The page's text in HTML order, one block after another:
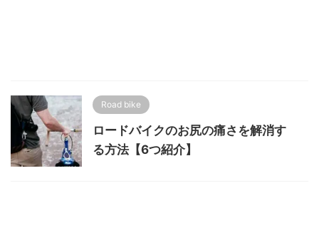
Road bike
ロードバイクのお尻の痛さを解消す
る方法【6つ紹介】